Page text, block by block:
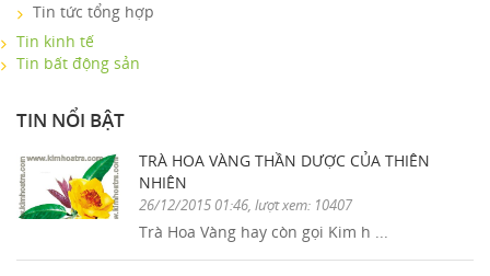
Tin tức tổng hợp
Tin kinh tế
Tin bất động sản
TIN NỔI BẬT
TRÀ HOA VÀNG THẦN DƯỢC CỦA THIÊN
NHIÊN
26/12/2015 01:46, lượt xem: 10407
Trà Hoa Vàng hay còn gọi Kim h ...